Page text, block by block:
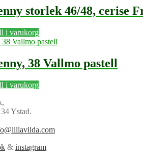
storlek 46/48, cerise
i varukorg
38 Vallmo pastell
i varukorg
Ystad.
& instagram